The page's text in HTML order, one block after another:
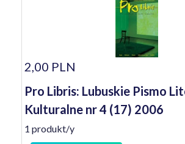
2,00 PLN
Pro Libris: Lubuskie Pismo
Kulturalne nr 4 (17) 2006
1 produkt/y